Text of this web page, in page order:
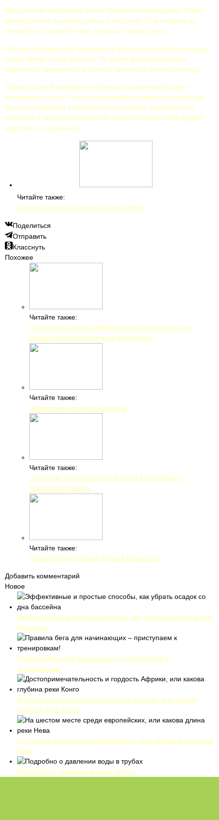
Лук очистите и нарежьте очень тонкими полукольцами. Ровно
распределите лук сверху мяса и посолите. Сыр натрите на
мелкой или средней терке, посыпьте поверх лука.
Поставьте форму для запекания в заранее разогретую духовку,
лучше ближе к низу духовки. По краям формы выложите
картофель, завернутый в фольгу. Запекайте около получаса.
Перед подачей выложите на блюдо порционный кусочек
запеченного мяса. С мясом подавайте картофель, раскройте
фольгу и сделайте в картофелине глубокий надрез ножом,
посолите и аккуратно присыпьте зеленым луком либо другой
укропом — на ваш вкус.
Читайте также:
Список городов, стоящих на реке Амур
Поделиться
Отправить
Класснуть
Похожее
Читайте также:
Секретное и очень эффективное упражнение для
ягодиц: румынская тяга на одной ноге
Читайте также:
Эффективные жиросжигатели
Читайте также:
Защитная, очень мощная мантра Маха Вишну –
Нарасимха Кавача
Читайте также:
Приветствуем солнце Сурьей Намаскар
Добавить комментарий
Новое
Эффективные и простые способы, как убрать осадок со дна
бассейна
Правила бега для начинающих – приступаем к
тренировкам!
Достопримечательность и гордость Африки, или какова
глубина реки Конго
На шестом месте среди европейских, или какова длина реки
Нева
Подробно о давлении воды в трубах